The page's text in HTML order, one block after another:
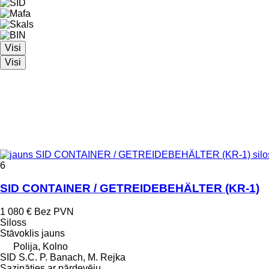
Visi
Visi
6
SID CONTAINER / GETREIDEBEHÄLTER (KR-1)
1 080 € Bez PVN
Siloss
Stāvoklis jauns
Polija, Kolno
SID S.C. P. Banach, M. Rejka